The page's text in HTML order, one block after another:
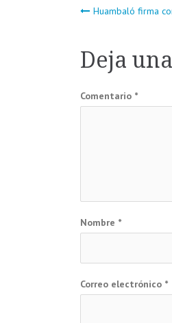
de
Huambaló firma
Deja
Comentario *
Nombre *
Correo electrónico *